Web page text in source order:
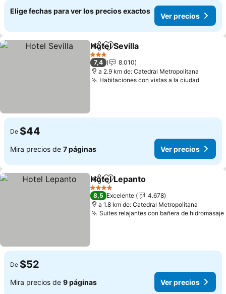
Elige fechas para ver los precios exactos
Ver precios
CompartirAgregar a favoritos
Hotel Sevilla
3 Estrellas
7,4
8.010
a 2.9 km de: Catedral Metropolitana
Habitaciones con vistas a la ciudadVer
De $44
Mira precios de 7 páginas Ver precios
CompartirAgregar a favoritos
Hotel Lepanto
4 Estrellas
8,5 Excelente
4.678
a 1.8 km de: Catedral Metropolitana
Suites relajantes con bañera de hidromasaje
De $52
Mira precios de 9 páginas Ver precios